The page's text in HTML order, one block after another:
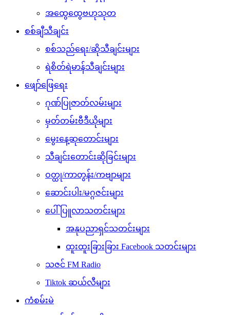
အထွေထွေဗဟုသုတ
စစ်ချီသီချင်း
စစ်သည်ရေး/ဆိုသီချင်းများ
ရဲစိတ်ရဲမာန်သီချင်းများ
ဖျော်ဖြေရေး
ဂုဏ်ပြုဇာတ်လမ်းများ
မှတ်တမ်းဗီဒီယိုများ
မွေးနေ့ဆုတောင်းများ
သီချင်းတောင်းဆိုခြင်းများ
ဝတ္ထု/ကာတွန်း/ကဗျာများ
ဆောင်းပါး/မဂ္ဂဇင်းများ
ပေါ်ပြူလာသတင်းများ
အနုပညာရှင်သတင်းများ
ထူးထူးခြားခြား Facebook သတင်းများ
သဇင် FM Radio
Tiktok ဆယ်လီများ
ကံစမ်းမဲ